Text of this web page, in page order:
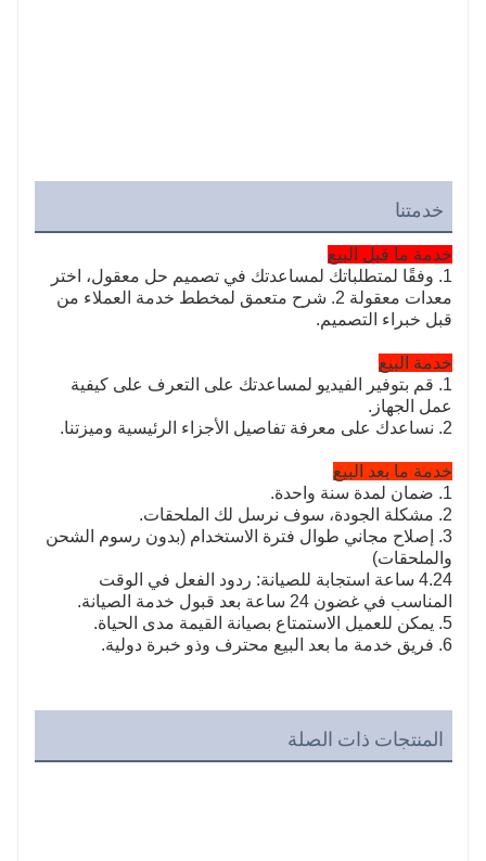
خدمتنا
خدمة ما قبل البيع
1. وفقًا لمتطلباتك لمساعدتك في تصميم حل معقول، اختر
معدات معقولة 2. شرح متعمق لمخطط خدمة العملاء من
قبل خبراء التصميم.
خدمة البيع
1. قم بتوفير الفيديو لمساعدتك على التعرف على كيفية
عمل الجهاز.
2. نساعدك على معرفة تفاصيل الأجزاء الرئيسية وميزتنا.
خدمة ما بعد البيع
1. ضمان لمدة سنة واحدة.
2. مشكلة الجودة، سوف نرسل لك الملحقات.
3. إصلاح مجاني طوال فترة الاستخدام (بدون رسوم الشحن
والملحقات)
4.24 ساعة استجابة للصيانة: ردود الفعل في الوقت
المناسب في غضون 24 ساعة بعد قبول خدمة الصيانة.
5. يمكن للعميل الاستمتاع بصيانة القيمة مدى الحياة.
6. فريق خدمة ما بعد البيع محترف وذو خبرة دولية.
المنتجات ذات الصلة